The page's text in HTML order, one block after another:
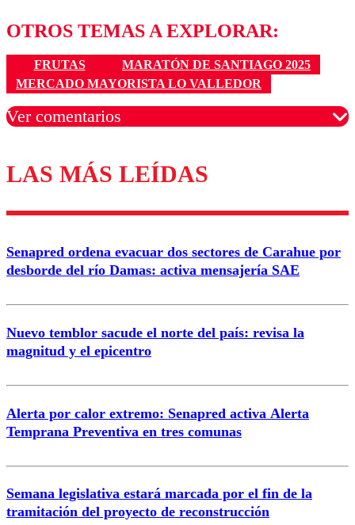
OTROS TEMAS A EXPLORAR:
FRUTAS
MARATÓN DE SANTIAGO 2025
MERCADO MAYORISTA LO VALLEDOR
Ver comentarios
Los comentarios son moderados para garantizar un
diálogo respetuoso.
Correo
LAS MÁS LEÍDAS
Senapred ordena evacuar dos sectores de Carahue por
desborde del río Damas: activa mensajería SAE
Nuevo temblor sacude el norte del país: revisa la
magnitud y el epicentro
Alerta por calor extremo: Senapred activa Alerta
Temprana Preventiva en tres comunas
Semana legislativa estará marcada por el fin de la
tramitación del proyecto de reconstrucción